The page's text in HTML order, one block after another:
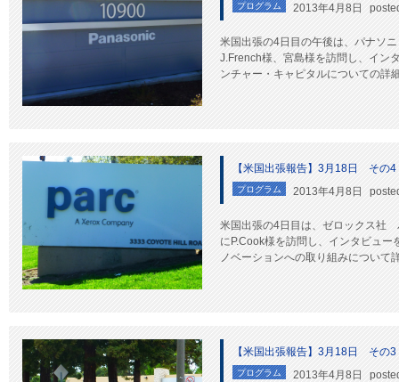
プログラム 2013年4月8日
米国出張の4日目の午後は、パナソ
J.French様、宮島様を訪問し、イン
ンチャー・キャピタルについての詳
【米国出張報告】3月18日 その4
プログラム 2013年4月8日
米国出張の4日目は、ゼロックス
にP.Cook様を訪問し、インタビュ
ノベーションへの取り組みについ
【米国出張報告】3月18日 その3
プログラム 2013年4月8日